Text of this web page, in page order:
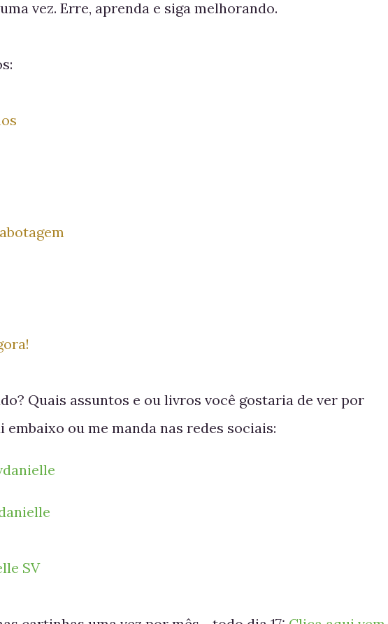
vez. Erre, aprenda e siga melhorando.
Quais assuntos e ou livros você gostaria de ver por
embaixo ou me manda nas redes sociais:
SV